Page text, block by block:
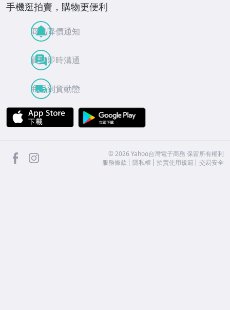
手機逛拍賣，購物更便利
商品降價通知
買賣即時溝通
商品到貨動態
APP Store
facebook ©2026 Yahoo台灣電子商務 保留所有權利
服務條款
隱私權 拍賣使用規範 交易安全